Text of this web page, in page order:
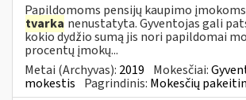
Papildomoms pensijų kaupimo
tvarka nenustatyta. Gyventojas gali
kokio dydžio sumą jis nori papildomai
procentų įmokų...
Metai (Archyvas): 2019 Mokesčiai:
mokestis Pagrindinis: Mokesčių